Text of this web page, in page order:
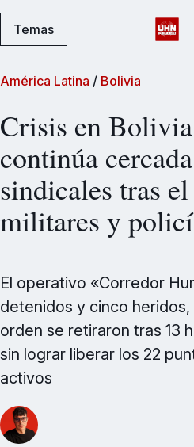
Temas
América Latina / Bolivia
Crisis en
continúa
sindicales tras
militares y
El operativo «Corredor
detenidos y cinco
orden se retiraron tras 13
sin lograr liberar los 22
activos